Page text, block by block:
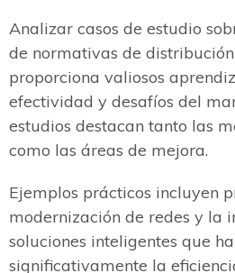
Analizar casos de estudio
de normativas de
proporciona valiosos
efectividad y desafíos del
estudios destacan tanto las
como las áreas de mejora.
Ejemplos prácticos incluyen
modernización de redes y la
soluciones inteligentes que
significativamente la